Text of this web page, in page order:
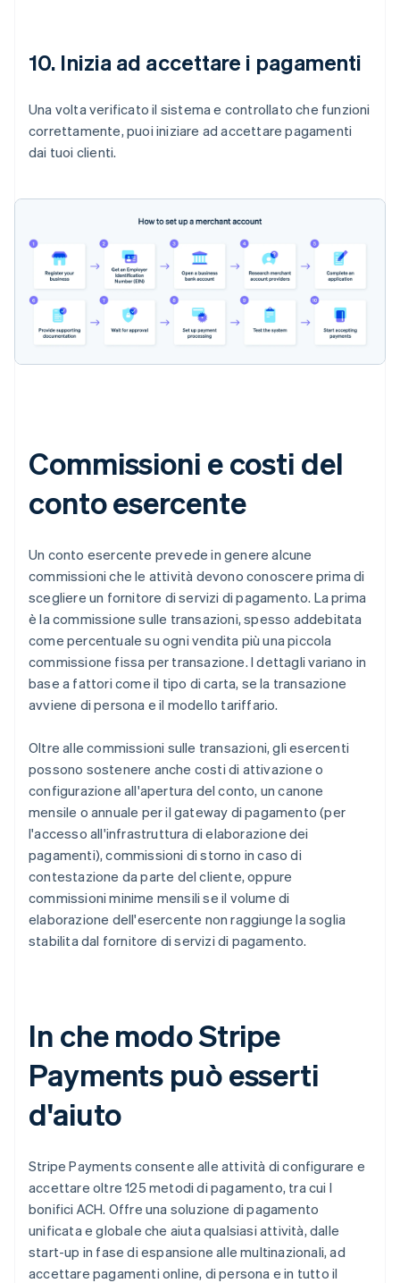
10. Inizia ad accettare i pagamenti
Una volta verificato il sistema e controllato che funzioni
correttamente, puoi iniziare ad accettare pagamenti
dai tuoi clienti.
Commissioni e costi del
conto esercente
Un conto esercente prevede in genere alcune
commissioni che le attività devono conoscere prima di
scegliere un fornitore di servizi di pagamento. La prima
è la commissione sulle transazioni, spesso addebitata
come percentuale su ogni vendita più una piccola
commissione fissa per transazione. I dettagli variano in
base a fattori come il tipo di carta, se la transazione
avviene di persona e il modello tariffario.
Oltre alle commissioni sulle transazioni, gli esercenti
possono sostenere anche costi di attivazione o
configurazione all'apertura del conto, un canone
mensile o annuale per il gateway di pagamento (per
l'accesso all'infrastruttura di elaborazione dei
pagamenti), commissioni di storno in caso di
contestazione da parte del cliente, oppure
commissioni minime mensili se il volume di
elaborazione dell'esercente non raggiunge la soglia
stabilita dal fornitore di servizi di pagamento.
In che modo Stripe
Payments può esserti
d'aiuto
Stripe Payments consente alle attività di configurare e
accettare oltre 125 metodi di pagamento, tra cui I
bonifici ACH. Offre una soluzione di pagamento
unificata e globale che aiuta qualsiasi attività, dalle
start-up in fase di espansione alle multinazionali, ad
accettare pagamenti online, di persona e in tutto il